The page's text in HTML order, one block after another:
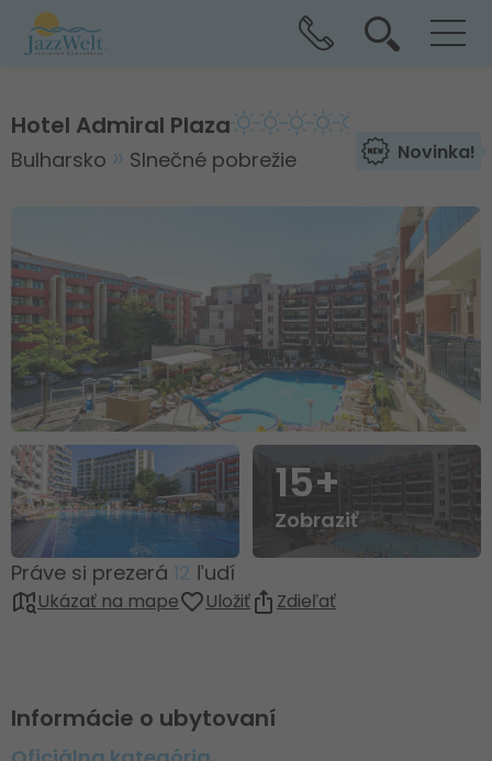
Hotel Admiral Plaza
Bulharsko Slnečné pobrežie Novinka!
15+
Zobraziť
Práve si prezerá 12 ľudí
Ukázať na mape Uložiť Zdieľať
Informácie o ubytovaní